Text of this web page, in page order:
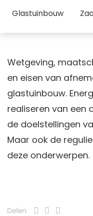
Glastuinbouw
Wetgeving,
en eisen van
glastuinbouw.
realiseren van een
de doelstellingen
Maar ook de
deze onderwerpen.
Delen